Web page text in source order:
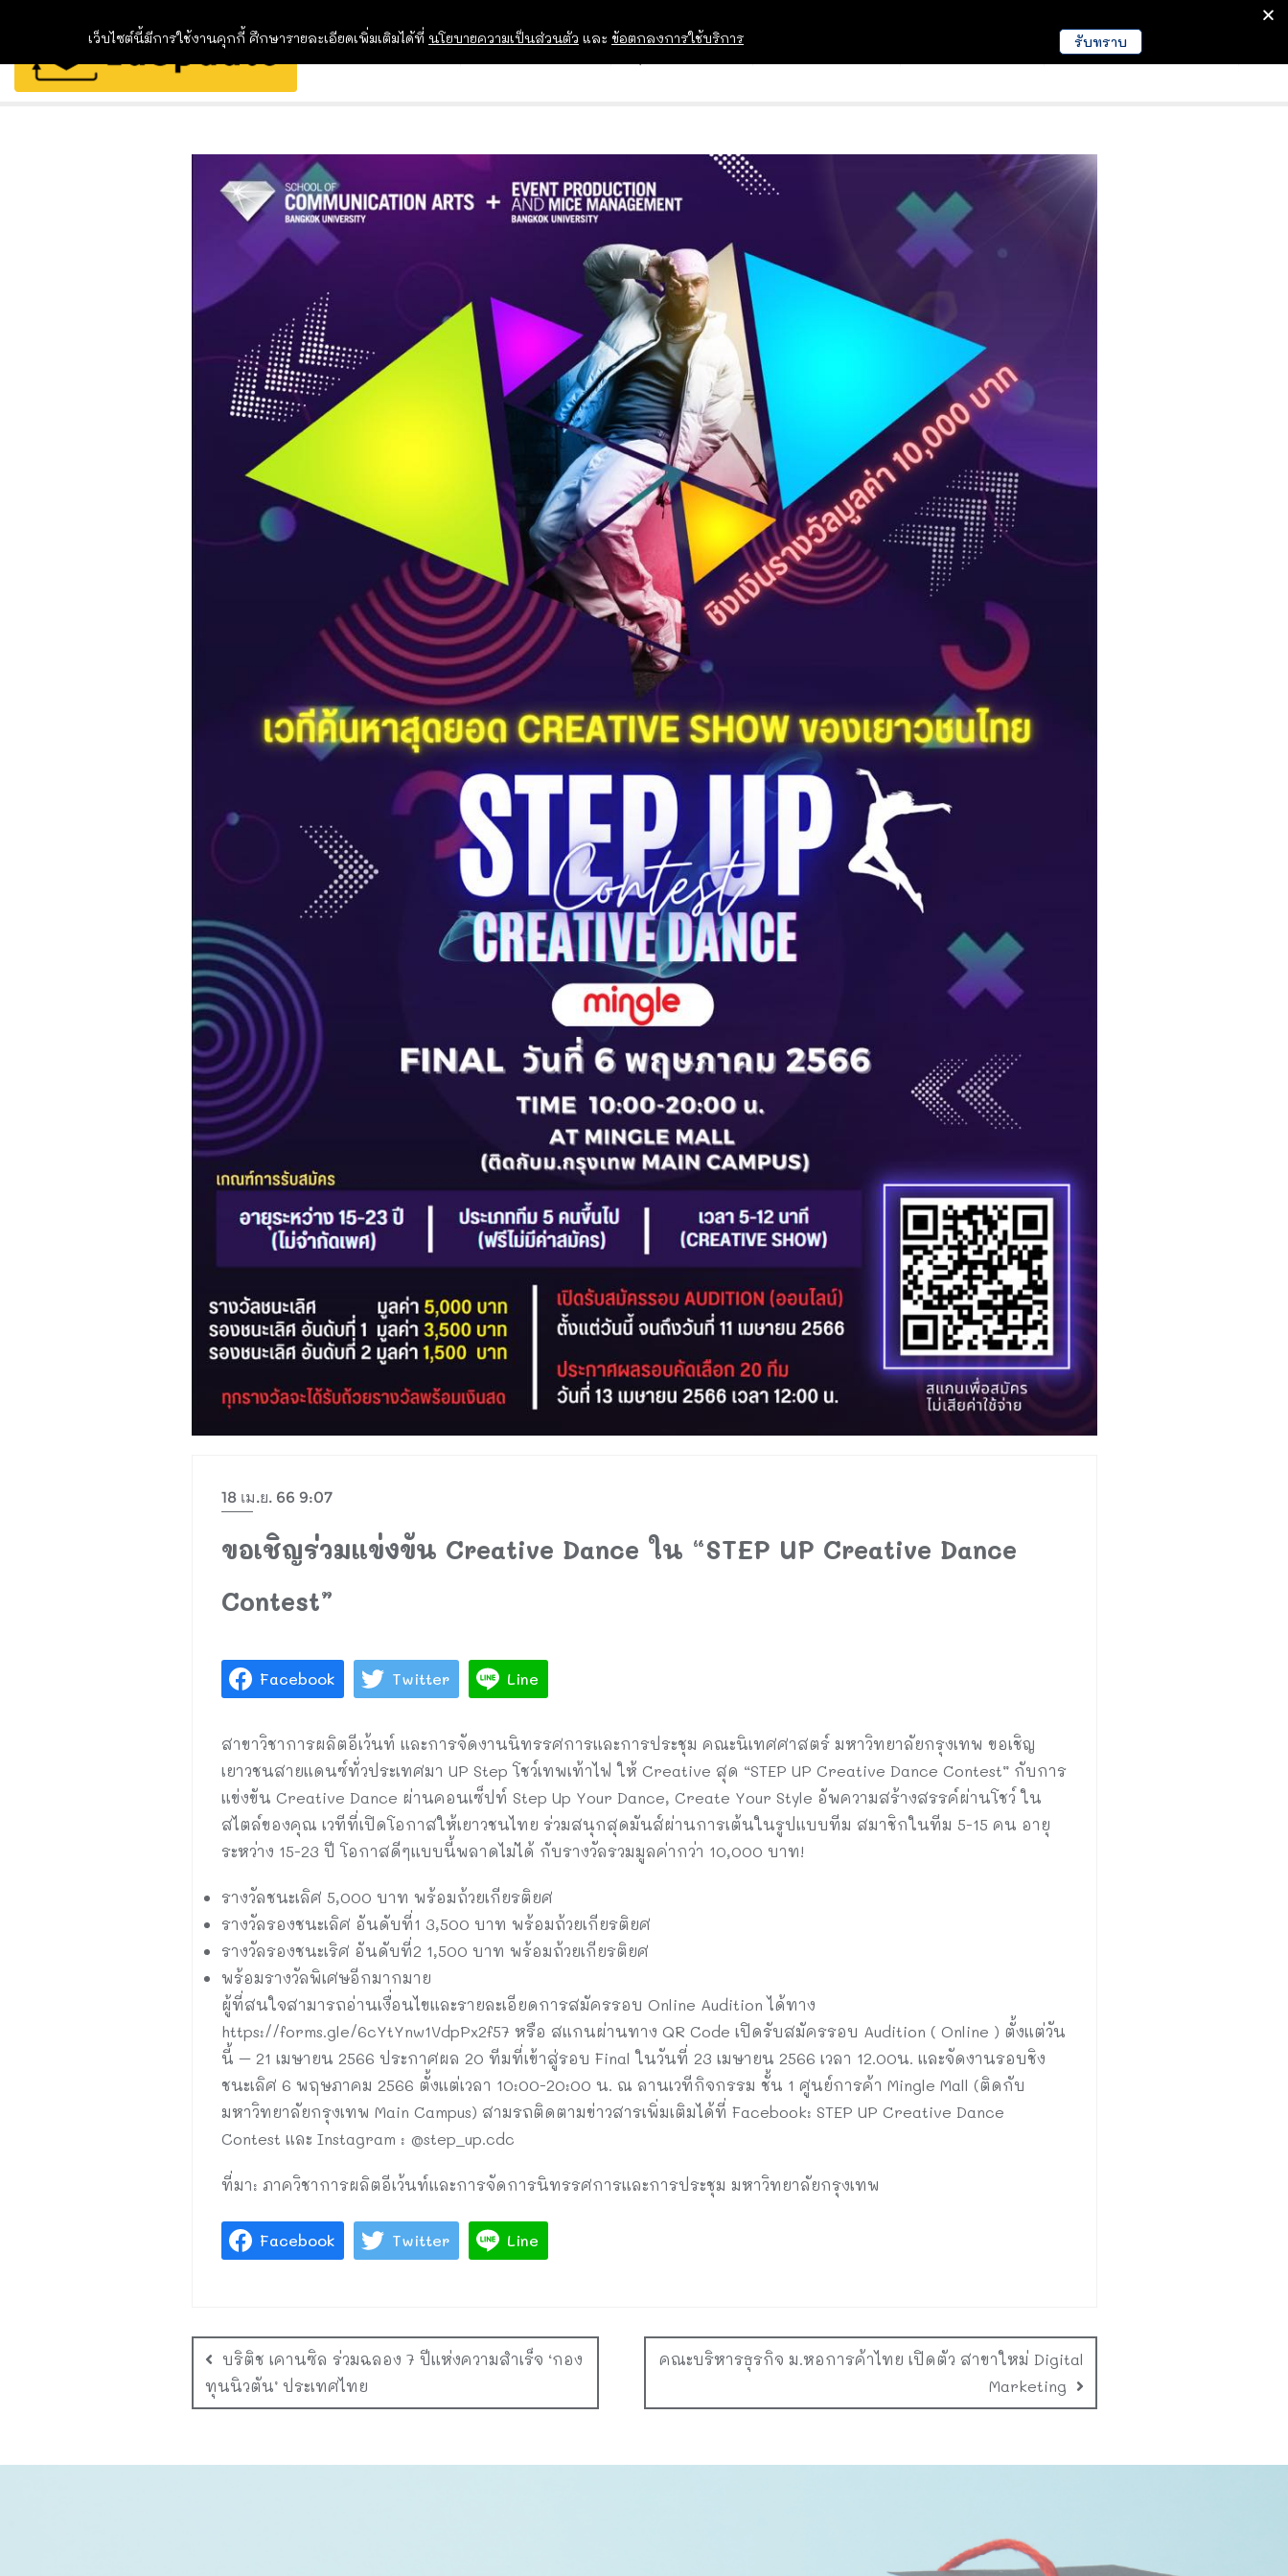
EDUCATION NEWS
18 เม.ย. 66 9:07
ขอเชิญร่วมแข่งขัน Creative Dance ใน “STEP UP Creative Dance
Contest”
Facebook Twitter Line
สาขาวิชาการผลิตอีเว้นท์ และการจัดงานนิทรรศการและการประชุม คณะนิเทศศาสตร์ มหาวิทยาลัยกรุงเทพ ขอเชิญ
เยาวชนสายแดนซ์ทั่วประเทศมา UP Step โชว์เทพเท้าไฟ ให้ Creative สุด “STEP UP Creative Dance Contest” กับการ
แข่งขัน Creative Dance ผ่านคอนเซ็ปท์ Step Up Your Dance, Create Your Style อัพความสร้างสรรค์ผ่านโชว์ ใน
สไตล์ของคุณ เวทีที่เปิดโอกาสให้เยาวชนไทย ร่วมสนุกสุดมันส์ผ่านการเต้นในรูปแบบทีม สมาชิกในทีม 5-15 คน อายุ
ระหว่าง 15-23 ปี โอกาสดีๆแบบนี้พลาดไม่ได้ กับรางวัลรวมมูลค่ากว่า 10,000 บาท!
รางวัลชนะเลิศ 5,000 บาท พร้อมถ้วยเกียรติยศ
รางวัลรองชนะเลิศ อันดับที่1 3,500 บาท พร้อมถ้วยเกียรติยศ
รางวัลรองชนะเริศ อันดับที่2 1,500 บาท พร้อมถ้วยเกียรติยศ
พร้อมรางวัลพิเศษอีกมากมาย
ผู้ที่สนใจสามารถอ่านเงื่อนไขและรายละเอียดการสมัครรอบ Online Audition ได้ทาง
https://forms.gle/6cYtYnw1VdpPx2f57 หรือ สแกนผ่านทาง QR Code เปิดรับสมัครรอบ Audition ( Online ) ตั้งแต่วัน
นี้ – 21 เมษายน 2566 ประกาศผล 20 ทีมที่เข้าสู่รอบ Final ในวันที่ 23 เมษายน 2566 เวลา 12.00น. และจัดงานรอบชิง
ชนะเลิศ 6 พฤษภาคม 2566 ตั้งแต่เวลา 10:00-20:00 น. ณ ลานเวทีกิจกรรม ชั้น 1 ศูนย์การค้า Mingle Mall (ติดกับ
มหาวิทยาลัยกรุงเทพ Main Campus) สามรถติดตามข่าวสารเพิ่มเติมได้ที่ Facebook: STEP UP Creative Dance
Contest และ Instagram : @step_up.cdc
ที่มา: ภาควิชาการผลิตอีเว้นท์และการจัดการนิทรรศการและการประชุม มหาวิทยาลัยกรุงเทพ
Facebook Twitter Line
บริติช เคานซิล ร่วมฉลอง 7 ปีแห่งความสำเร็จ ‘กอง
ทุนนิวตัน’ ประเทศไทย
คณะบริหารธุรกิจ ม.หอการค้าไทย เปิดตัว สาขาใหม่ Digital
Marketing
เว็บไซต์นี้มีการใช้งานคุกกี้ ศึกษารายละเอียดเพิ่มเติมได้ที่ นโยบายความเป็นส่วนตัว และ ข้อตกลงการใช้บริการ รับทราบ